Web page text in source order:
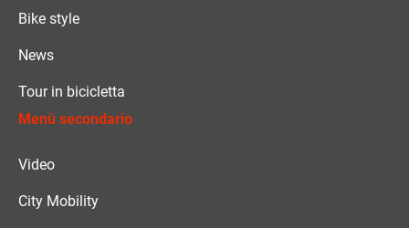
Bike style
News
Tour in bicicletta
Menù secondario
Video
City Mobility